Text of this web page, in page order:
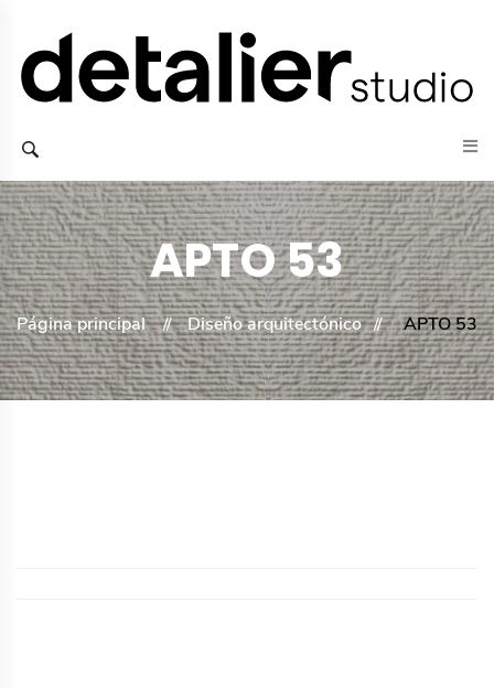
APTO 53
Página principal Diseño arquitectónico APTO 53